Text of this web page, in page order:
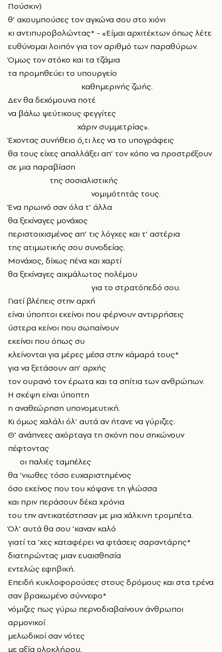
Πούσκιν)
θ’ ακουμπούσες τον αγκώνα σου στο χιόνι
κι αντιπυροβολώντας* - «Είμαι αρχιτέκτων όπως λέτε
ευθύνομαι λοιπόν για τον αριθμό των παραθύρων.
Όμως τον στόκο και τα τζάμια
τα προμηθεύει το υπουργείο
καθημερινής ζωής.
Δεν θα δεχόμουνα ποτέ
να βάλω ψεύτικους φεγγίτες
χάριν συμμετρίας».
Έχοντας συνήθειο ό,τι λες να το υπογράφεις
θα τους είχες απαλλάξει απ’ τον κόπο να προστρέξουν
σε μια παραβίαση
της σοσιαλιστικής
νομιμότητάς τους.
Ένα πρωινό σαν όλα τ’ άλλα
θα ξεκίναγες μονάχος
περιστοιχισμένος απ’ τις λόγχες και τ’ αστέρια
της ατιμωτικής σου συνοδείας.
Μονάχος, δίχως πένα και χαρτί
θα ξεκίναγες αιχμάλωτος πολέμου
για το στρατόπεδό σου.
Γιατί βλέπεις στην αρχή
είναι ύποπτοι εκείνοι που φέρνουν αντιρρήσεις
ύστερα κείνοι που σωπαίνουν
εκείνοι που όπως συ
κλείνονται για μέρες μέσα στην κάμαρά τους*
για να ξετάσουν απ’ αρχής
τον ουρανό τον έρωτα και τα σπίτια των ανθρώπων.
Η σκέψη είναι ύποπτη
η αναθεώρηση υπονομευτική.
Κι όμως χαλάλι όλ’ αυτά αν ήτανε να γύριζες.
Θ’ ανάπνεες αχόρταγα τη σκόνη που σηκώνουν
πέφτοντας
οι παλιές ταμπέλες
θα ‘νιωθες τόσο ευχαριστημένος
όσο εκείνος που του κόψανε τη γλώσσα
και πριν περάσουν δέκα χρόνια
του την αντικατέστησαν με μια χάλκινη τρομπέτα.
Όλ’ αυτά θα σου ‘καναν καλό
γιατί τα ‘χες καταφέρει να φτάσεις σαραντάρης*
διατηρώντας μιαν ευαισθησία
εντελώς εφηβική.
Επειδή κυκλοφορούσες στους δρόμους και στα τρένα
σαν βρακωμένο σύννεφο*
νόμιζες πως γύρω περνοδιαβαίνουν άνθρωποι
αρμονικοί
μελωδικοί σαν νότες
με αξία ολοκλήρου.